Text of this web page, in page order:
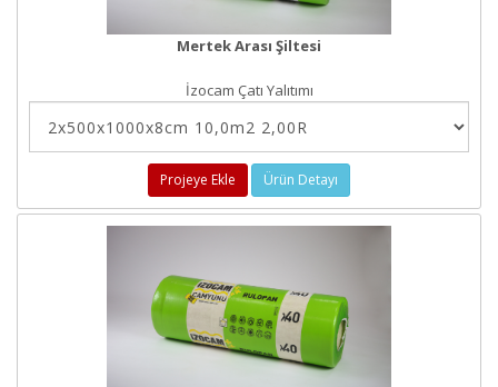
Mertek Arası Şiltesi
İzocam Çatı Yalıtımı
Projeye Ekle Ürün Detayı